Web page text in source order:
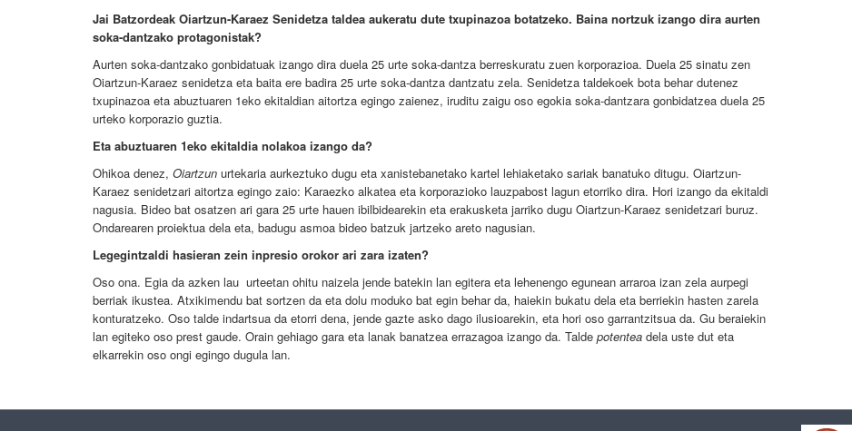
Jai Batzordeak Oiartzun-Karaez Senidetza taldea aukeratu dute txupinazoa botatzeko. Baina nortzuk izango dira aurten
soka-dantzako protagonistak?
Aurten soka-dantzako gonbidatuak izango dira duela 25 urte soka-dantza berreskuratu zuen korporazioa. Duela 25 sinatu zen
Oiartzun-Karaez senidetza eta baita ere badira 25 urte soka-dantza dantzatu zela. Senidetza taldekoek bota behar dutenez
txupinazoa eta abuztuaren 1eko ekitaldian aitortza egingo zaienez, iruditu zaigu oso egokia soka-dantzara gonbidatzea duela 25
urteko korporazio guztia.
Eta abuztuaren 1eko ekitaldia nolakoa izango da?
Ohikoa denez, Oiartzun urtekaria aurkeztuko dugu eta xanistebanetako kartel lehiaketako sariak banatuko ditugu. Oiartzun-
Karaez senidetzari aitortza egingo zaio: Karaezko alkatea eta korporazioko lauzpabost lagun etorriko dira. Hori izango da ekitaldi
nagusia. Bideo bat osatzen ari gara 25 urte hauen ibilbidearekin eta erakusketa jarriko dugu Oiartzun-Karaez senidetzari buruz.
Ondarearen proiektua dela eta, badugu asmoa bideo batzuk jartzeko areto nagusian.
Legegintzaldi hasieran zein inpresio orokor ari zara izaten?
Oso ona. Egia da azken lau urteetan ohitu naizela jende batekin lan egitera eta lehenengo egunean arraroa izan zela aurpegi
berriak ikustea. Atxikimendu bat sortzen da eta dolu moduko bat egin behar da, haiekin bukatu dela eta berriekin hasten zarela
konturatzeko. Oso talde indartsua da etorri dena, jende gazte asko dago ilusioarekin, eta hori oso garrantzitsua da. Gu beraiekin
lan egiteko oso prest gaude. Orain gehiago gara eta lanak banatzea errazagoa izango da. Talde potentea dela uste dut eta
elkarrekin oso ongi egingo dugula lan.